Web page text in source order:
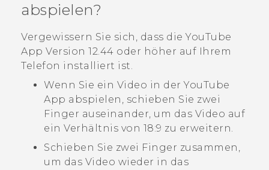
HTC-Geräte und Zubehör
Anmelden
abspielen?
Vergewissern Sie sich, dass dieYouTube
App Version 12.44 oder höher auf Ihrem
Telefon installiert ist.
Wenn Sie ein Video in derYouTube
App abspielen, schieben Sie zwei
Finger auseinander, um das Video auf
ein Verhältnis von 18:9 zu erweitern.
Schieben Sie zwei Finger zusammen,
um das Video wieder in das